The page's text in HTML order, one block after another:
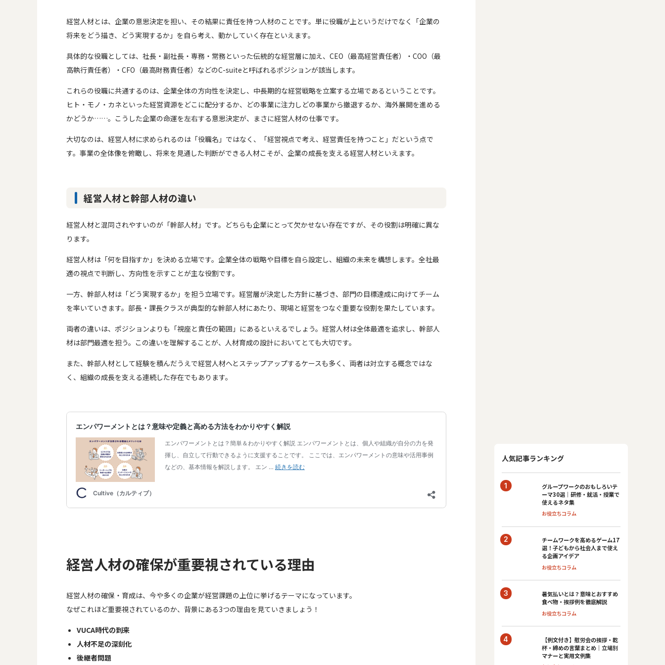
経営人材とは、企業の意思決定を担い、その結果に責任を持つ人材のことです。単に役職が上というだけでなく「企業の
将来をどう描き、どう実現するか」を自ら考え、動かしていく存在といえます。
具体的な役職としては、社長・副社長・専務・常務といった伝統的な経営層に加え、CEO（最高経営責任者）・COO（最
高執行責任者）・CFO（最高財務責任者）などのC-suiteと呼ばれるポジションが該当します。
これらの役職に共通するのは、企業全体の方向性を決定し、中長期的な経営戦略を立案する立場であるということです。
ヒト・モノ・カネといった経営資源をどこに配分するか、どの事業に注力しどの事業から撤退するか、海外展開を進める
かどうか……。こうした企業の命運を左右する意思決定が、まさに経営人材の仕事です。
大切なのは、経営人材に求められるのは「役職名」ではなく、「経営視点で考え、経営責任を持つこと」だという点で
す。事業の全体像を俯瞰し、将来を見通した判断ができる人材こそが、企業の成長を支える経営人材といえます。
経営人材と幹部人材の違い
経営人材と混同されやすいのが「幹部人材」です。どちらも企業にとって欠かせない存在ですが、その役割は明確に異な
ります。
経営人材は「何を目指すか」を決める立場です。企業全体の戦略や目標を自ら設定し、組織の未来を構想します。全社最
適の視点で判断し、方向性を示すことが主な役割です。
一方、幹部人材は「どう実現するか」を担う立場です。経営層が決定した方針に基づき、部門の目標達成に向けてチーム
を率いていきます。部長・課長クラスが典型的な幹部人材にあたり、現場と経営をつなぐ重要な役割を果たしています。
両者の違いは、ポジションよりも「視座と責任の範囲」にあるといえるでしょう。経営人材は全体最適を追求し、幹部人
材は部門最適を担う。この違いを理解することが、人材育成の設計においてとても大切です。
また、幹部人材として経験を積んだうえで経営人材へとステップアップするケースも多く、両者は対立する概念ではな
く、組織の成長を支える連続した存在でもあります。
経営人材の確保が重要視されている理由
経営人材の確保・育成は、今や多くの企業が経営課題の上位に挙げるテーマになっています。
なぜこれほど重要視されているのか、背景にある3つの理由を見ていきましょう！
VUCA時代の到来
人材不足の深刻化
後継者問題
人気記事ランキング
グループワークのおもしろいテ
ーマ30選｜研修・就活・授業で
使えるネタ集
お役立ちコラム
チームワークを高めるゲーム17
選！子どもから社会人まで使え
る企画アイデア
お役立ちコラム
暑気払いとは？意味とおすすめ
食べ物・挨拶例を徹底解説
お役立ちコラム
【例文付き】慰労会の挨拶・乾
杯・締めの言葉まとめ｜立場別
マナーと実用文例集